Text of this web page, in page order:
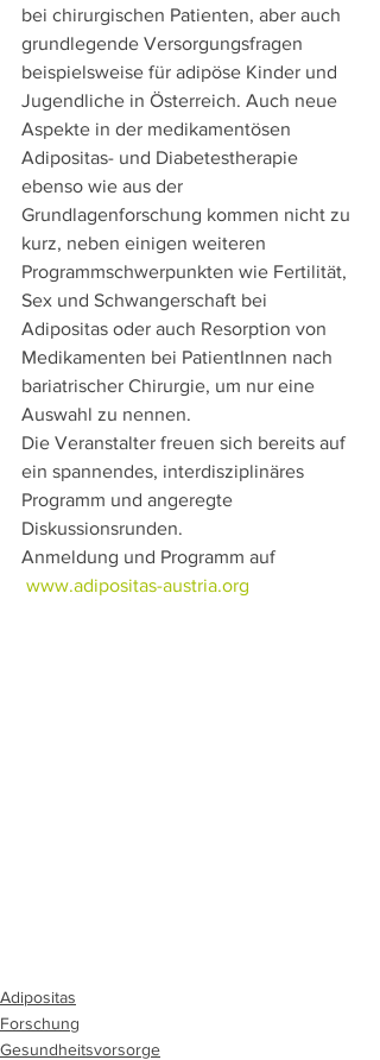
bei chirurgischen Patienten, aber auch
grundlegende Versorgungsfragen
beispielsweise für adipöse Kinder und
Jugendliche in Österreich. Auch neue
Aspekte in der medikamentösen
Adipositas- und Diabetestherapie
ebenso wie aus der
Grundlagenforschung kommen nicht zu
kurz, neben einigen weiteren
Programmschwerpunkten wie Fertilität,
Sex und Schwangerschaft bei
Adipositas oder auch Resorption von
Medikamenten bei PatientInnen nach
bariatrischer Chirurgie, um nur eine
Auswahl zu nennen.
Die Veranstalter freuen sich bereits auf
ein spannendes, interdisziplinäres
Programm und angeregte
Diskussionsrunden.
Anmeldung und Programm auf
www.adipositas-austria.org
Adipositas
Forschung
Gesundheitsvorsorge